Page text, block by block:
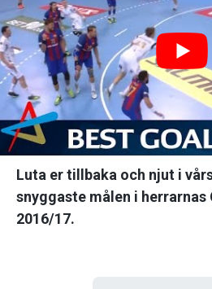
Luta er tillbaka och njut i
snyggaste målen i herrarnas
2016/17.